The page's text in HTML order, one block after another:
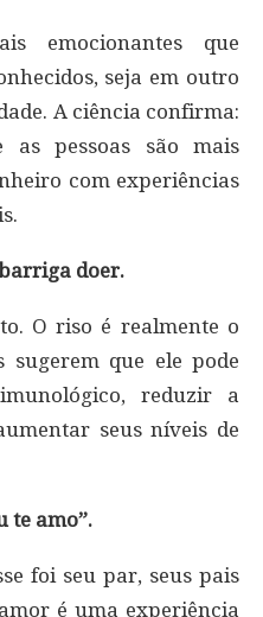
emocionantes que
seja em outro
A ciência confirma:
as pessoas são mais
com experiências
doer.
O riso é realmente o
sugerem que ele pode
reduzir a
seus níveis de
te amo”.
foi seu par, seus pais
é uma experiência